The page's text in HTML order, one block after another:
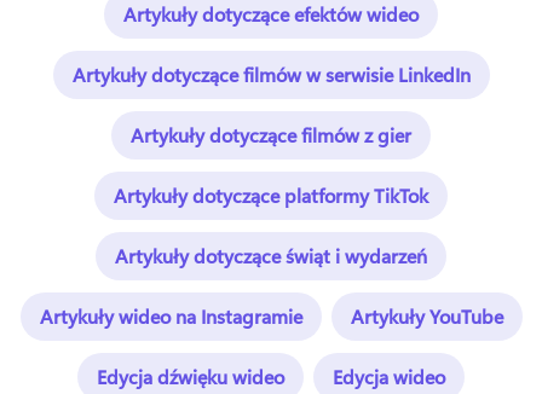
Artykuły dotyczące efektów wideo
Artykuły dotyczące filmów w serwisie LinkedIn
Artykuły dotyczące filmów z gier
Artykuły dotyczące platformy TikTok
Artykuły dotyczące świąt i wydarzeń
Artykuły wideo na Instagramie Artykuły YouTube
Edycja dźwięku wideo Edycja wideo